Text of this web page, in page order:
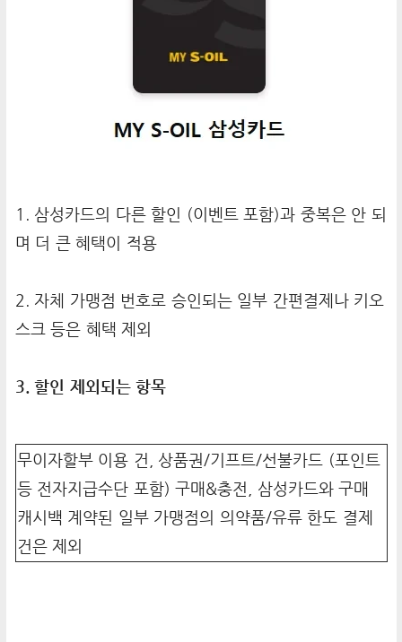
1. 삼성카드의 다른 할인 (이벤트 포함)과 중복은 안 되
며 더 큰 혜택이 적용
2. 자체 가맹점 번호로 승인되는 일부 간편결제나 키오
스크 등은 혜택 제외
3. 할인 제외되는 항목
무이자할부 이용 건, 상품권/기프트/선불카드 (포인트
등 전자지급수단 포함) 구매&충전, 삼성카드와 구매
캐시백 계약된 일부 가맹점의 의약품/유류 한도 결제
건은 제외